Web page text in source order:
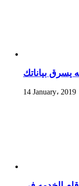
يسرق بياناتك
14 January، 2019